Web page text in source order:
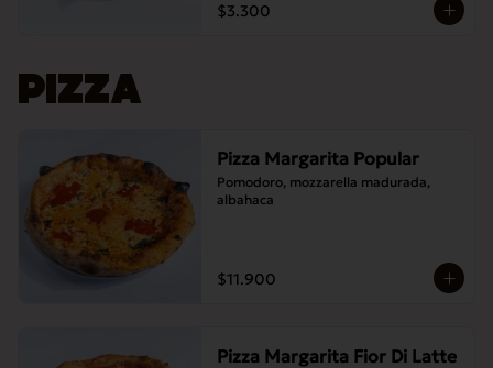
$3.300
PIZZA
Pizza Margarita Popular
Pomodoro, mozzarella madurada,
albahaca
$11.900
Pizza Margarita Fior Di Latte